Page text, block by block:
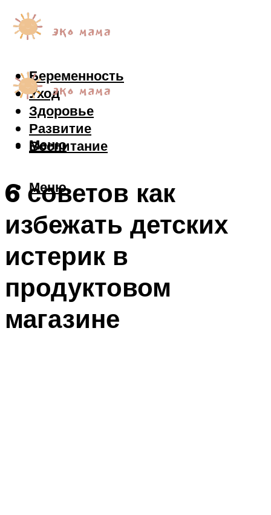
Беременность
Уход
Здоровье
Развитие
Воспитание
Меню
Меню
6 советов как
избежать детских
истерик в
продуктовом
магазине